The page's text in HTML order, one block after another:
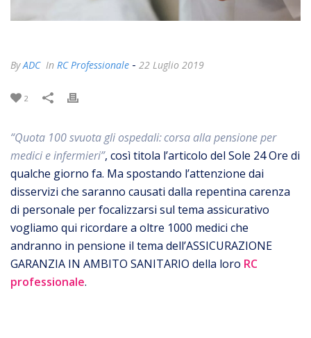
ByADC In RC Professionale - 22 Luglio 2019
2
“Quota 100 svuota gli ospedali: corsa alla pensione per
medici e infermieri”, così titola l’articolo del Sole 24 Ore di
qualche giorno fa. Ma spostando l’attenzione dai
disservizi che saranno causati dalla repentina carenza
di personale per focalizzarsi sul tema assicurativo
vogliamo qui ricordare a oltre 1000 medici che
andranno in pensione il tema dell’ASSICURAZIONE
GARANZIA IN AMBITO SANITARIO della loro RC
professionale.